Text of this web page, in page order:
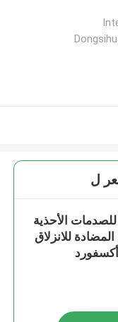
ل
الأحذية
المضادة للانزلاق